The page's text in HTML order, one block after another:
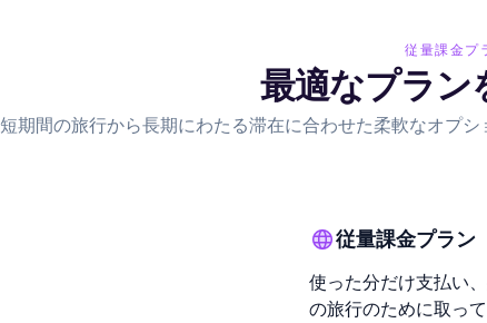
従量課金プ
最適なプラン
短期間の旅行から長期にわたる滞在に合わせた柔軟なオプ
従量課金プラン
使った分だけ支払い
の旅行のために取って